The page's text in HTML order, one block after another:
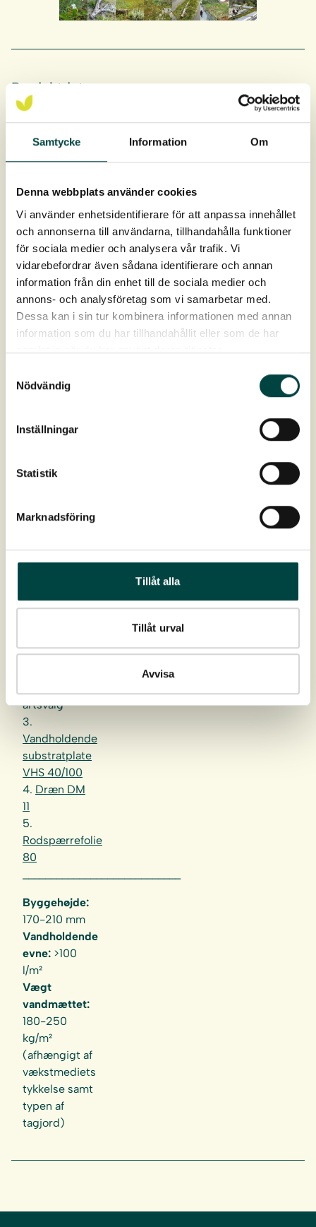
Samtycke Information Om
Denna webbplats använder cookies
Vi använder enhetsidentifierare för att anpassa innehållet
och annonserna till användarna, tillhandahålla funktioner
för sociala medier och analysera vår trafik. Vi
vidarebefordrar även sådana identifierare och annan
information från din enhet till de sociala medier och
annons- och analysföretag som vi samarbetar med.
Dessa kan i sin tur kombinera informationen med annan
information som du har tillhandahållit eller som de har
samlat in när du har använt deras tjänster.
Nödvändig
Inställningar
Statistik
Marknadsföring
Tillåt alla
Tillåt urval
Avvisa
Produktdata
Download
Plejevejledning
Brochur
Biotoptag
1.VegTech
Taghavejord
artsvalg
3.
Vandholdende
substratplate
VHS 40/100
4. Dræn DM
11
5.
Rodspærrefolie
80
Byggehøjde:
170-210 mm
Vandholdende
evne: >100
l/m²
Vægt
vandmættet:
180-250
kg/m²
(afhængigt af
vækstmediets
tykkelse samt
typen af
tagjord)